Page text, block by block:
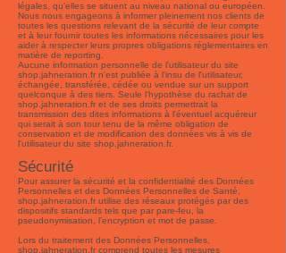
légales, qu'elles se situent au niveau national ou européen.
Nous nous engageons à informer pleinement nos clients de
toutes les questions relevant de la sécurité de leur compte
et à leur fournir toutes les informations nécessaires pour les
aider à respecter leurs propres obligations réglementaires en
matière de reporting.
Aucune information personnelle de l'utilisateur du site
shop.jahneration.fr n'est publiée à l'insu de l'utilisateur,
échangée, transférée, cédée ou vendue sur un support
quelconque à des tiers. Seule l'hypothèse du rachat de
shop.jahneration.fr et de ses droits permettrait la
transmission des dites informations à l'éventuel acquéreur
qui serait à son tour tenu de la même obligation de
conservation et de modification des données vis à vis de
l'utilisateur du site shop.jahneration.fr.
Sécurité
Pour assurer la sécurité et la confidentialité des Données
Personnelles et des Données Personnelles de Santé,
shop.jahneration.fr utilise des réseaux protégés par des
dispositifs standards tels que par pare-feu, la
pseudonymisation, l’encryption et mot de passe.
Lors du traitement des Données Personnelles,
shop.jahneration.fr comprend toutes les mesures